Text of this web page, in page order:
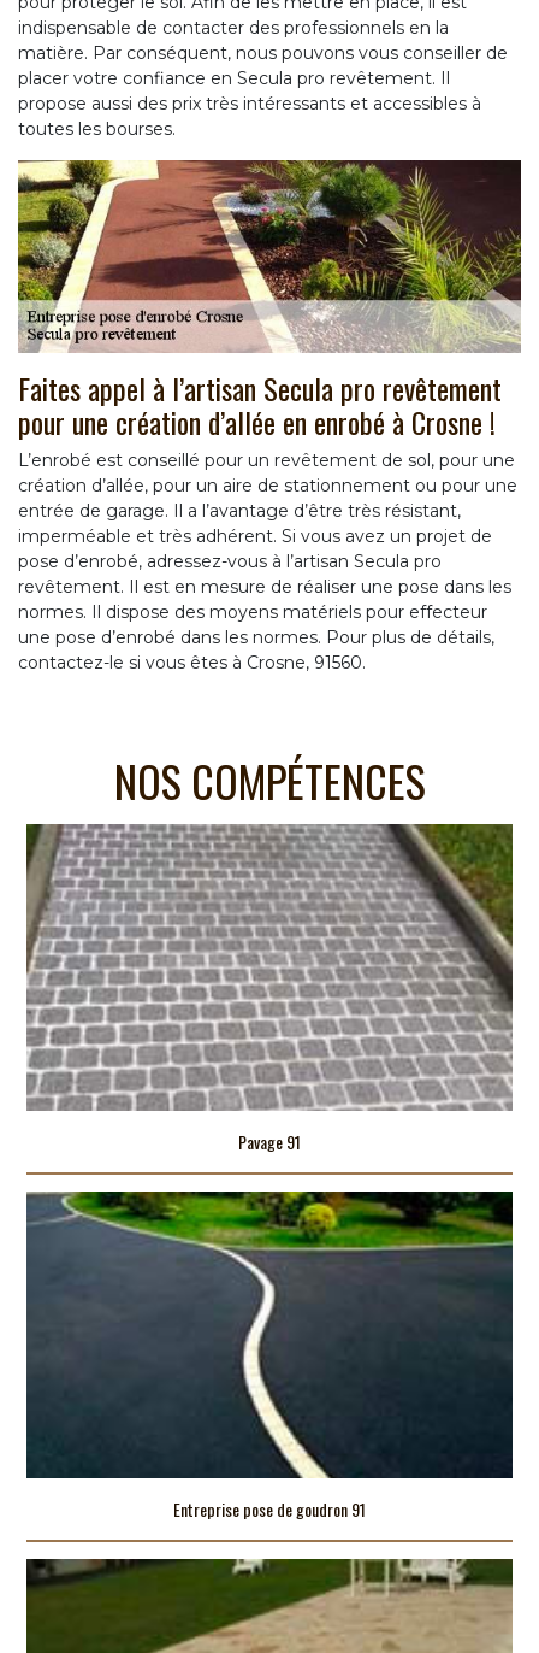
indispensable de contacter des professionnels en la
matière. Par conséquent, nous pouvons vous conseiller de
placer votre confiance en Secula pro revêtement. Il
propose aussi des prix très intéressants et accessibles à
toutes les bourses.
Faites appel à l’artisan Secula pro revêtement
pour une création d’allée en enrobé à Crosne !
L’enrobé est conseillé pour un revêtement de sol, pour une
création d’allée, pour un aire de stationnement ou pour une
entrée de garage. Il a l’avantage d’être très résistant,
imperméable et très adhérent. Si vous avez un projet de
pose d’enrobé, adressez-vous à l’artisan Secula pro
revêtement. Il est en mesure de réaliser une pose dans les
normes. Il dispose des moyens matériels pour effecteur
une pose d’enrobé dans les normes. Pour plus de détails,
contactez-le si vous êtes à Crosne, 91560.
NOS COMPÉTENCES
Pavage 91
Entreprise pose de goudron 91